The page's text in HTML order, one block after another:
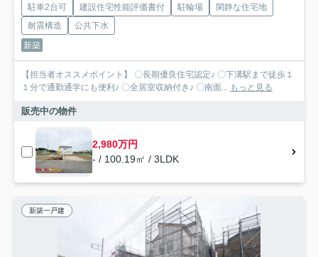
駐車2台可 建設住宅性能評価書付 駐輪場
閑静な住宅地
耐震構造
公共下水
新築
【担当者オススメポイント】 〇長期優良住宅認定♪ 〇下溝駅まで徒歩１
１分で通勤通学にも便利♪ 〇全居室収納付き♪ 〇南面... もっと見る
販売中の物件
2,980万円
- / 100.19㎡ / 3LDK
新築一戸建